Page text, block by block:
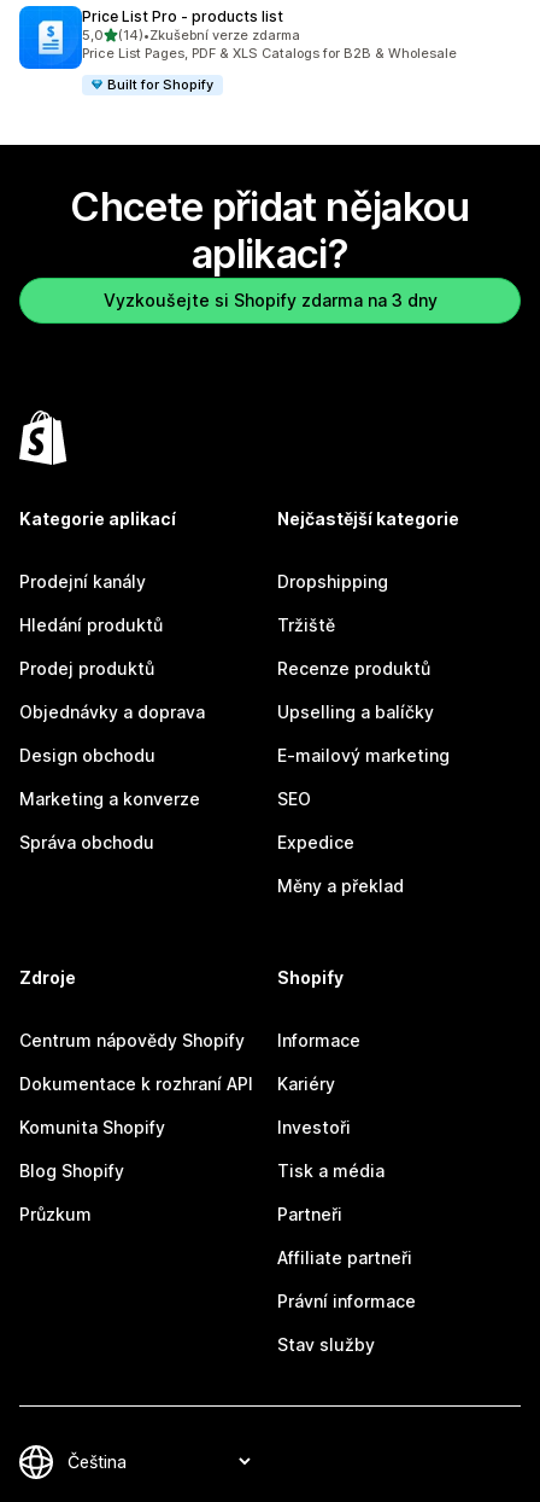
Price List Pro ‑ products list
5,0z 5 hvězd
(14)
Celkový počet recenzí: 14
•Zkušební verze zdarma
Price List Pages, PDF & XLS Catalogs for B2B & Wholesale
Built for Shopify
Chcete přidat nějakou
aplikaci?
Vyzkoušejte si Shopify zdarma na 3 dny
Kategorie aplikací
Prodejní kanály
Hledání produktů
Prodej produktů
Objednávky a doprava
Design obchodu
Marketing a konverze
Správa obchodu
Nejčastější kategorie
Dropshipping
Tržiště
Recenze produktů
Upselling a balíčky
E-mailový marketing
SEO
Expedice
Měny a překlad
Zdroje
Centrum nápovědy Shopify
Dokumentace k rozhraní API
Komunita Shopify
Blog Shopify
Průzkum
Shopify
Informace
Kariéry
Investoři
Tisk a média
Partneři
Affiliate partneři
Právní informace
Stav služby